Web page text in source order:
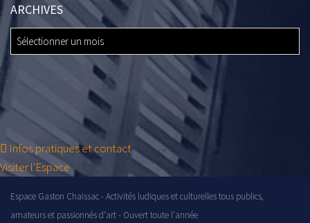
ARCHIVES
ARCHIVES
Infos pratiques et contact
Visiter l'Espace
Espace Gaston Chaissac - Activités ludiques et culturelles tous publics,
amateurs et passionnés d'art - Ouvert toute l'année